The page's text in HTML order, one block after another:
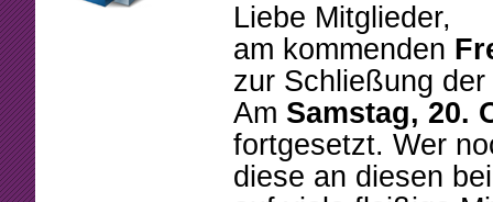
Beschlüsse
Mitgliedschaft
Arbeitsstunden
Formulare
Mannschaften
Tennistreff
Spielerbörse
Turniere
Liebe Mitglieder,
am kommenden
zur Schließung
Am Samstag, 20.
fortgesetzt. Wer
diese an diesen